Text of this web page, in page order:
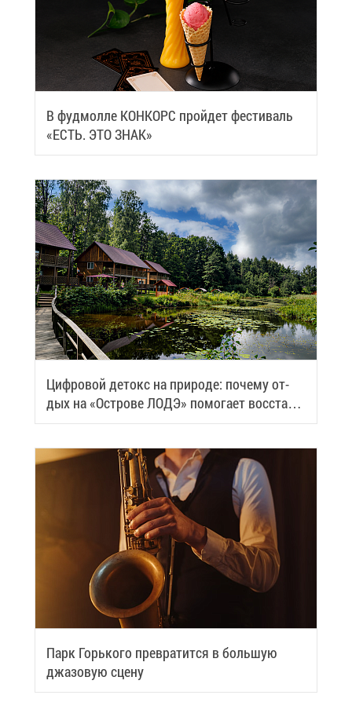
В фуд­мол­ле КОН­КОРС прой­дет фе­сти­валь
«ЕСТЬ. ЭТО ЗНАК»
Циф­ро­вой де­токс на при­ро­де: по­че­му от­
дых на «Ост­ро­ве ЛОДЭ» по­мо­га­ет вос­ста­но­
вить си­лы
Парк Горь­ко­го пре­вра­тит­ся в боль­шую
джа­зо­вую сце­ну